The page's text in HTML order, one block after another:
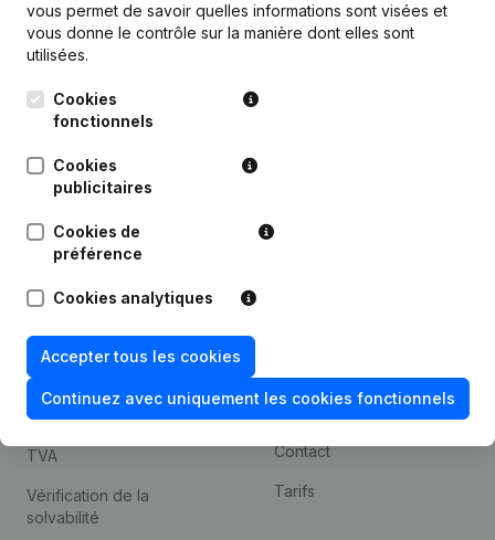
vous permet de savoir quelles informations sont visées et
vous donne le contrôle sur la manière dont elles sont
utilisées.
Cookies
fonctionnels
Cookies
publicitaires
Cookies de
préférence
Cookies analytiques
Accepter tous les cookies
Continuez avec uniquement les cookies fonctionnels
Français
Kantorenpark Everest
Leuvensesteenweg
1800 Vilvoorde
Monitoring
Compliance et prévention
de la fraude
Consulter des comptes
annuels
TVA
Vérification de la
solvabilité
Contact
Tarifs